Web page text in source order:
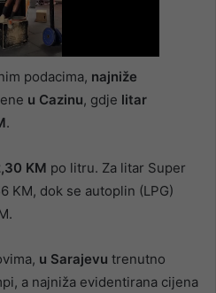
podacima, najniže
u Cazinu, gdje litar
.
KM po litru. Za litar Super
KM, dok se autoplin (LPG)
u Sarajevu trenutno
a najniža evidentirana cijena